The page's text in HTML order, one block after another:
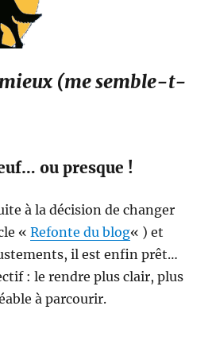
(me semble-t-
ou presque !
à la décision de changer
«Refonte du blog« ) et
il est enfin prêt…
: le rendre plus clair, plus
à parcourir.